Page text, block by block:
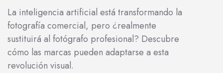
La inteligencia artificial está transformando la
fotografía comercial, pero ¿realmente
sustituirá al fotógrafo profesional? Descubre
cómo las marcas pueden adaptarse a esta
revolución visual.